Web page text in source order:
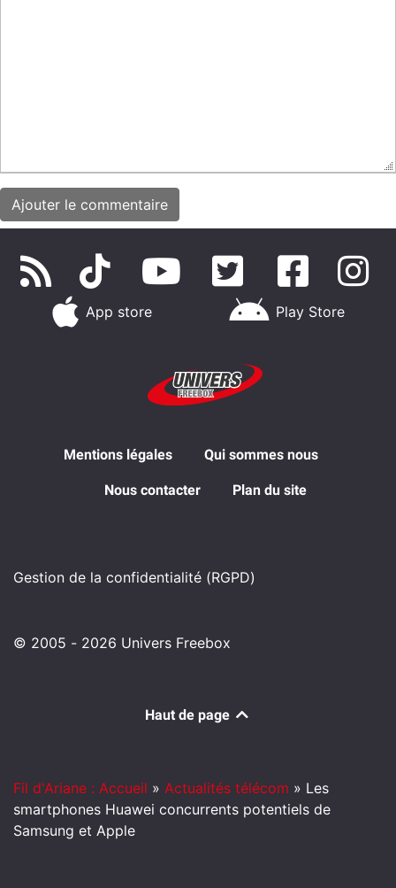
App store Play Store
Mentions légales Qui sommes nous
Nous contacter Plan du site
Gestion de la confidentialité (RGPD)
© 2005 - 2026 Univers Freebox
Haut de page
Fil d'Ariane : Accueil » Actualités télécom » Les
smartphones Huawei concurrents potentiels de
Samsung et Apple